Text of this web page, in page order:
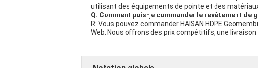
utilisant des équipements de pointe et des
Q: Comment puis-je commander le revêtement de
R: Vous pouvez commander HAISAN HDPE
Web. Nous offrons des prix compétitifs, une